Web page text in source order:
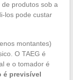
produtos sob a
los pode custar
montantes)
O TAEG é
e o tomador é
é previsível